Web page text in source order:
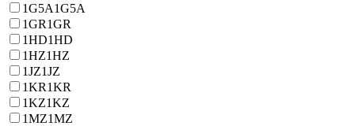
1G5A1G5A
1GR1GR
1HD1HD
1HZ1HZ
1JZ1JZ
1KR1KR
1KZ1KZ
1MZ1MZ